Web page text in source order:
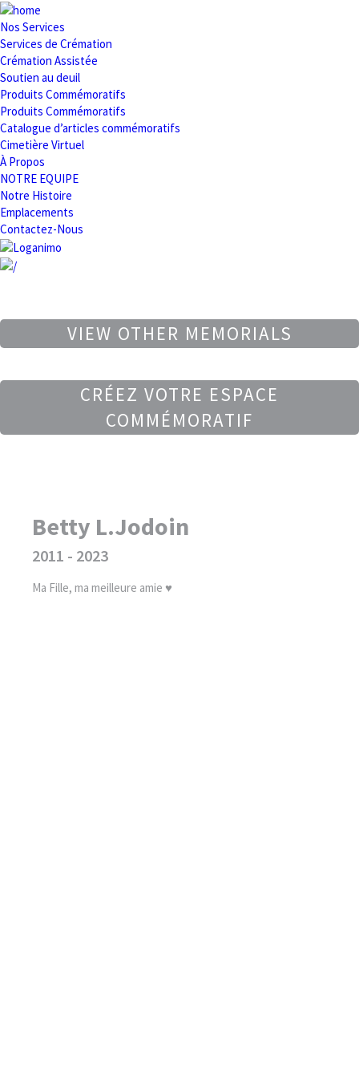
Nos Services
Services de Crémation
Crémation Assistée
Soutien au deuil
Produits Commémoratifs
Produits Commémoratifs
Catalogue d’articles commémoratifs
Cimetière Virtuel
À Propos
NOTRE EQUIPE
Notre Histoire
Emplacements
Contactez-Nous
VIEW OTHER MEMORIALS
CRÉEZ VOTRE ESPACE
COMMÉMORATIF
Betty L.Jodoin
2011 - 2023
Ma Fille, ma meilleure amie ♥️